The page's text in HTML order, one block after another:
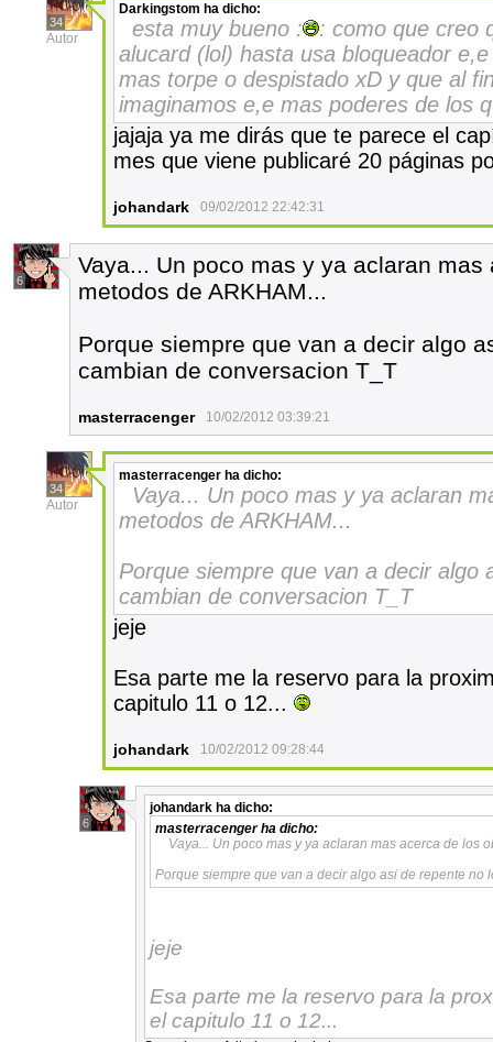
34
Autor
Darkingstom ha dicho:
esta muy bueno :
: como que creo
alucard (lol) hasta usa bloqueador
mas torpe o despistado xD y que al
imaginamos e,e mas poderes de los
jajaja ya me dirás que te parece el
mes que viene publicaré 20 páginas
johandark 09/02/2012 22:42:31
6
Vaya... Un poco mas y ya aclaran
metodos de ARKHAM...
Porque siempre que van a decir algo
cambian de conversacion T_T
masterracenger 10/02/2012 03:39:21
34
Autor
masterracenger ha dicho:
Vaya... Un poco mas y ya aclaran
metodos de ARKHAM...
Porque siempre que van a decir algo
cambian de conversacion T_T
jeje
Esa parte me la reservo para la
capitulo 11 o 12...
johandark 10/02/2012 09:28:44
6
johandark ha dicho:
masterracengerha dicho:
Vaya... Un poco mas y ya aclaran mas acerca de los
Porque siempre que van a decir algo asi de repente no
jeje
Esa parte me la reservo para la
el capitulo 11 o 12...